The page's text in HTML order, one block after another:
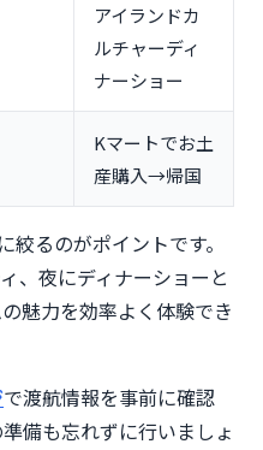
アイランドカ
ルチャーディ
ナーショー
Kマートでお土
産購入→帰国
るのがポイントです。
、夜にディナーショーと
魅力を効率よく体験でき
で渡航情報を事前に確認
備も忘れずに行いましょ